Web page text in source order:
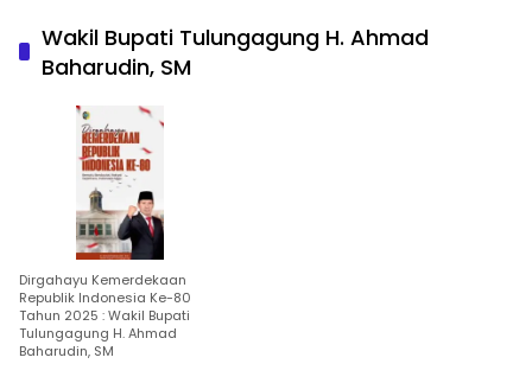
Wakil Bupati Tulungagung H. Ahmad
Baharudin, SM
Dirgahayu Kemerdekaan
Republik Indonesia Ke-80
Tahun 2025 : Wakil Bupati
Tulungagung H. Ahmad
Baharudin, SM